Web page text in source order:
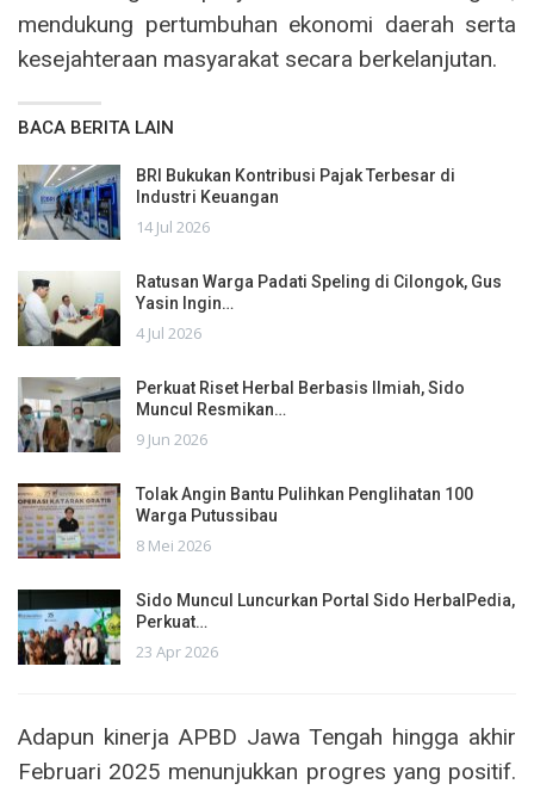
mendukung pertumbuhan ekonomi daerah serta
kesejahteraan masyarakat secara berkelanjutan.
BACA BERITA LAIN
BRI Bukukan Kontribusi Pajak Terbesar di
Industri Keuangan
14 Jul 2026
Ratusan Warga Padati Speling di Cilongok, Gus
Yasin Ingin…
4 Jul 2026
Perkuat Riset Herbal Berbasis Ilmiah, Sido
Muncul Resmikan…
9 Jun 2026
Tolak Angin Bantu Pulihkan Penglihatan 100
Warga Putussibau
8 Mei 2026
Sido Muncul Luncurkan Portal Sido HerbalPedia,
Perkuat…
23 Apr 2026
Adapun kinerja APBD Jawa Tengah hingga akhir
Februari 2025 menunjukkan progres yang positif.